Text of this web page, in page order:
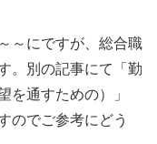
～にですが、総合職
。別の記事にて「勤
を通すための）」
のでご参考にどう